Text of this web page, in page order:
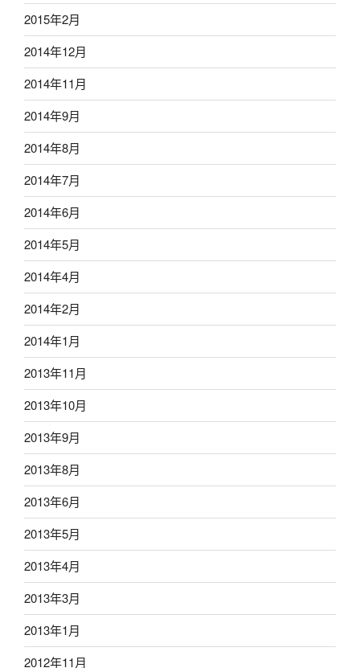
2015年2月
2014年12月
2014年11月
2014年9月
2014年8月
2014年7月
2014年6月
2014年5月
2014年4月
2014年2月
2014年1月
2013年11月
2013年10月
2013年9月
2013年8月
2013年6月
2013年5月
2013年4月
2013年3月
2013年1月
2012年11月